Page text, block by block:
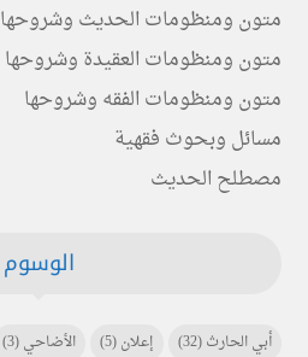
متون ومنظومات الحديث وشروحها
متون ومنظومات العقيدة وشروحها
متون ومنظومات الفقه وشروحها
مسائل وبحوث فقهية
مصطلح الحديث
الوسوم
أبي الحارث(32) إعلان(5) الأضاحي(3)